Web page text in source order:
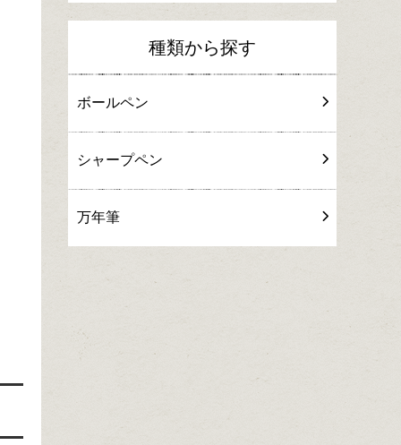
種類から探す
ボールペン
シャープペン
万年筆